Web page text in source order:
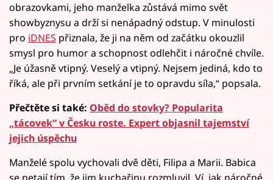
obrazovkami, jeho manželka zůstává mimo svět
showbyznysu a drží si nenápadný odstup. V minulosti
pro iDNES přiznala, že ji na něm od začátku okouzlil
smysl pro humor a schopnost odlehčit i náročné chvíle.
„Je úžasně vtipný. Veselý a vtipný. Nejsem jediná, kdo to
říká, ale při prvním setkání je to opravdu síla,“ popsala.
Přečtěte si také: Oběd do stovky? Popularita
„tácovek“ v Česku roste. Expert objasnil tajemství
jejich úspěchu
Manželé spolu vychovali dvě děti, Filipa a Marii. Babica